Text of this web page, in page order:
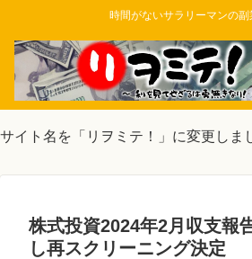
時間がないサラリーマンの副
サイト名を「リヲミテ！」に変更しま
株式投資2024年2月収支報
し再スクリーニング決定